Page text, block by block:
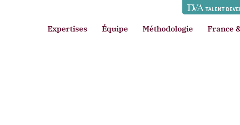
Expertises Équipe Méthodologie France